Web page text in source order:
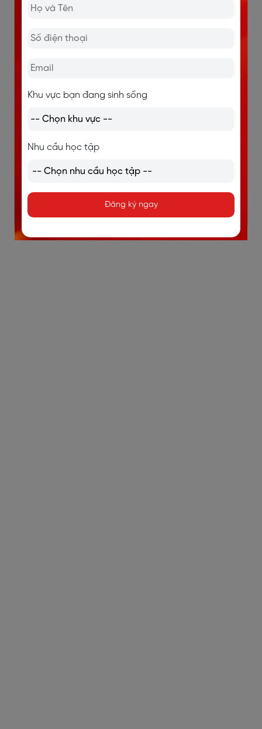
Khu vực bạn đang sinh sống
Nhu cầu học tập
Đăng ký ngay